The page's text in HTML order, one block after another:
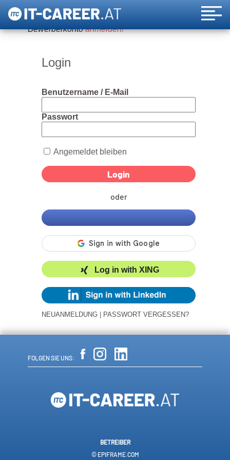
Um diese Funktion nutzen zu können, bitte ein
Bewerberkontoanmelden!
Login
Benutzername / E-Mail
Passwort
Angemeldet bleiben
oder
Log in with XING
NEUANMELDUNG PASSWORT VERGESSEN?
FOLGEN SIE UNS:
BETREIBER
© EPIFRAME.COM